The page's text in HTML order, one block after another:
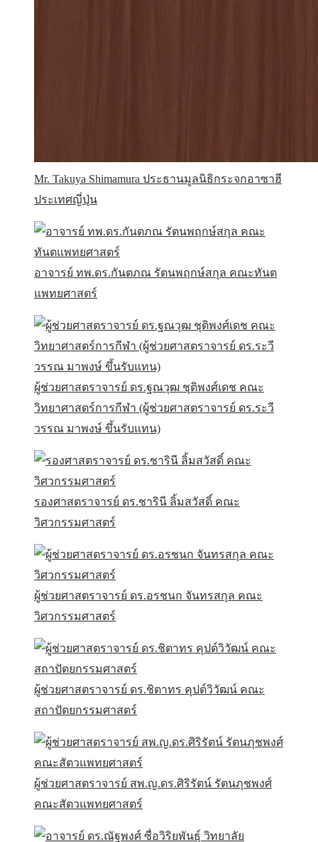
Mr. Takuya Shimamura ประธานมูลนิธิกระจกอาซาฮี
ประเทศญี่ปุ่น
อาจารย์ ทพ.ดร.กันตภณ รัตนพฤกษ์สกุล คณะทันต
แพทยศาสตร์
ผู้ช่วยศาสตราจารย์ ดร.ฐณวุฒ ชุติพงศ์เดช คณะ
วิทยาศาสตร์การกีฬา (ผู้ช่วยศาสตราจารย์ ดร.ระวี
วรรณ มาพงษ์ ขึ้นรับแทน)
รองศาสตราจารย์ ดร.ชารินี ลิ้มสวัสดิ์ คณะ
วิศวกรรมศาสตร์
ผู้ช่วยศาสตราจารย์ ดร.อรชนก จันทรสกุล คณะ
วิศวกรรมศาสตร์
ผู้ช่วยศาสตราจารย์ ดร.ชิตาทร คุปต์วิวัฒน์ คณะ
สถาปัตยกรรมศาสตร์
ผู้ช่วยศาสตราจารย์ สพ.ญ.ดร.ศิริรัตน์ รัตนภุชพงศ์
คณะสัตวแพทยศาสตร์